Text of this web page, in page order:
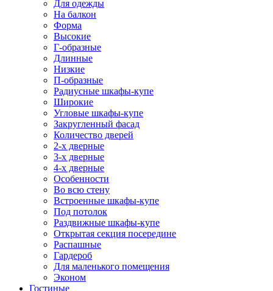
Для одежды
На балкон
Форма
Высокие
Г-образные
Длинные
Низкие
П-образные
Радиусные шкафы-купе
Широкие
Угловые шкафы-купе
Закругленный фасад
Количество дверей
2-х дверные
3-х дверные
4-х дверные
Особенности
Во всю стену
Встроенные шкафы-купе
Под потолок
Раздвижные шкафы-купе
Открытая секция посередине
Распашные
Гардероб
Для маленького помещения
Эконом
Гостиные